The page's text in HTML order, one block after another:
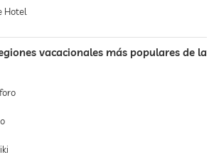
Hotel
vacacionales más populares de la